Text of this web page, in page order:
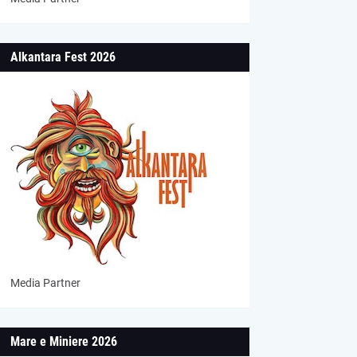
Alkantara Fest 2026
Media Partner
Mare e Miniere 2026